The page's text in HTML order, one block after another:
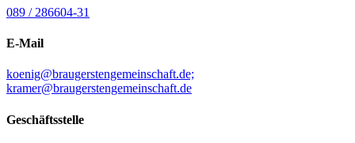
089 / 286604-31
E-Mail
koenig@braugerstengemeinschaft.de;
kramer@braugerstengemeinschaft.de
Geschäftsstelle